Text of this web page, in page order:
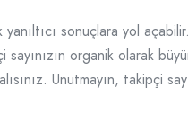
sonuçlara yol
organik olarak
Unutmayın, takipçi